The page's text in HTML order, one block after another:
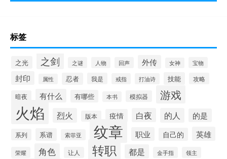
标签
之光 之剑 之谜 人物 回声 外传 女神 宝物
封印 属性 忍者 我是 戒指 打油诗 技能 攻略
暗夜 有什么 有哪些 本书 模拟器 游戏
火焰 烈火 版本 疫情 白夜 的人 的是
系列 系谱 索菲亚 纹章 职业 自己的 英雄
荣耀 角色 让人 转职 都是 金手指 领主